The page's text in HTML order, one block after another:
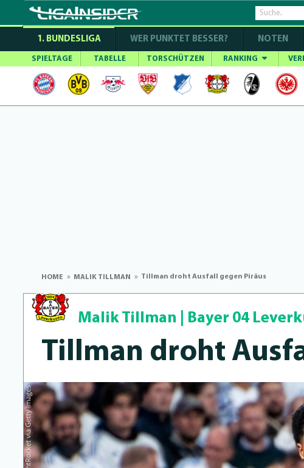
1. BUNDESLIGA WER PUNKTET BESSER? NOTEN
SPIELTAGE TABELLE TORSCHÜTZEN RANKING
HOME MALIK TILLMAN Tillman droht Ausfall gegen Piräus
Malik Tillman Bayer 04
Tillman droht